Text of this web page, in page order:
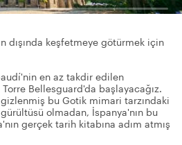
dışında keşfetmeye götürmek için
en az takdir edilen
Bellesguard'da başlayacağız.
bu Gotik mimari tarzındaki
olmadan, İspanya'nın bu
gerçek tarih kitabına adım atmış